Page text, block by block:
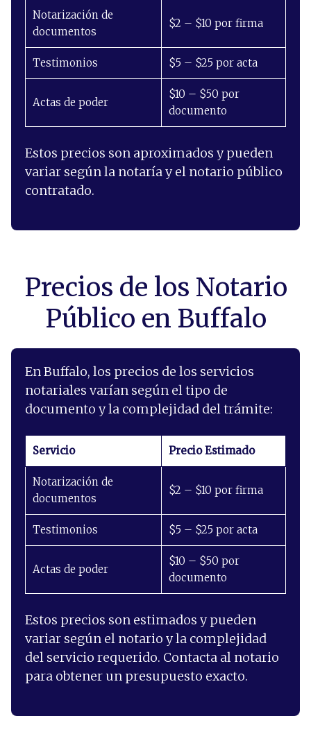
Notarización de
documentos
$2 – $10 por firma
Testimonios $5 – $25 por acta
Actas de poder
$10 – $50 por
documento
Estos precios son aproximados y pueden
variar según la notaría y el notario público
contratado.
Precios de los Notario
Público en Buffalo
En Buffalo, los precios de los servicios
notariales varían según el tipo de
documento y la complejidad del trámite:
Servicio Precio Estimado
Notarización de
documentos
$2 – $10 por firma
Testimonios $5 – $25 por acta
Actas de poder
$10 – $50 por
documento
Estos precios son estimados y pueden
variar según el notario y la complejidad
del servicio requerido. Contacta al notario
para obtener un presupuesto exacto.